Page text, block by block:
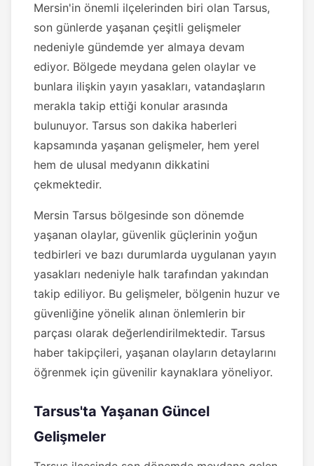
Mersin'in önemli ilçelerinden biri olan Tarsus,
son günlerde yaşanan çeşitli gelişmeler
nedeniyle gündemde yer almaya devam
ediyor. Bölgede meydana gelen olaylar ve
bunlara ilişkin yayın yasakları, vatandaşların
merakla takip ettiği konular arasında
bulunuyor. Tarsus son dakika haberleri
kapsamında yaşanan gelişmeler, hem yerel
hem de ulusal medyanın dikkatini
çekmektedir.
Mersin Tarsus bölgesinde son dönemde
yaşanan olaylar, güvenlik güçlerinin yoğun
tedbirleri ve bazı durumlarda uygulanan yayın
yasakları nedeniyle halk tarafından yakından
takip ediliyor. Bu gelişmeler, bölgenin huzur ve
güvenliğine yönelik alınan önlemlerin bir
parçası olarak değerlendirilmektedir. Tarsus
haber takipçileri, yaşanan olayların detaylarını
öğrenmek için güvenilir kaynaklara yöneliyor.
Tarsus'ta Yaşanan Güncel
Gelişmeler